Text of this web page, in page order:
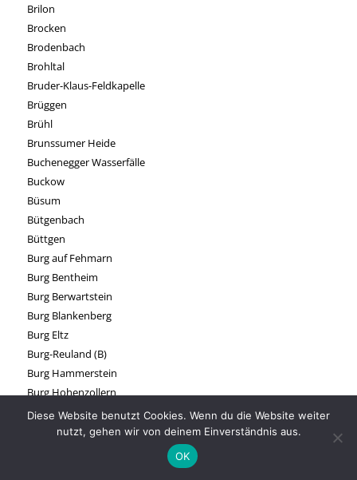
Brilon
Brocken
Brodenbach
Brohltal
Bruder-Klaus-Feldkapelle
Brüggen
Brühl
Brunssumer Heide
Buchenegger Wasserfälle
Buckow
Büsum
Bütgenbach
Büttgen
Burg auf Fehmarn
Burg Bentheim
Burg Berwartstein
Burg Blankenberg
Burg Eltz
Burg-Reuland (B)
Burg Hammerstein
Burg Hohenzollern
Burg im Spreewald
Burg Lüdinghausen
Diese Website benutzt Cookies. Wenn du die Website weiter
nutzt, gehen wir von deinem Einverständnis aus.
OK